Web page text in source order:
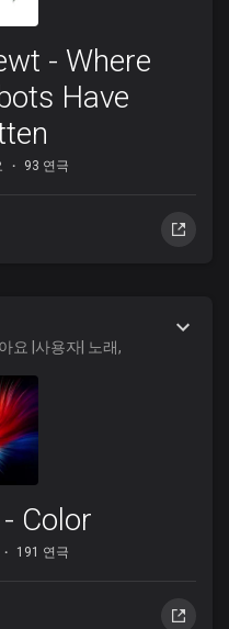
- Where
Have
93 연극
요 |사용자| 노래,
Color
191 연극